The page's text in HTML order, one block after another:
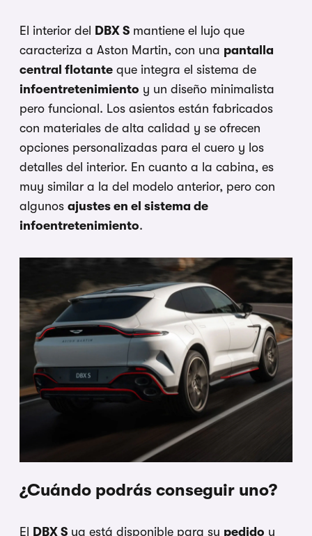
El interior del DBX S mantiene el lujo que
caracteriza a Aston Martin, con una pantalla
central flotante que integra el sistema de
infoentretenimiento y un diseño minimalista
pero funcional. Los asientos están fabricados
con materiales de alta calidad y se ofrecen
opciones personalizadas para el cuero y los
detalles del interior. En cuanto a la cabina, es
muy similar a la del modelo anterior, pero con
algunos ajustes en el sistema de
infoentretenimiento.
¿Cuándo podrás conseguir uno?
El DBX S ya está disponible para su pedido y